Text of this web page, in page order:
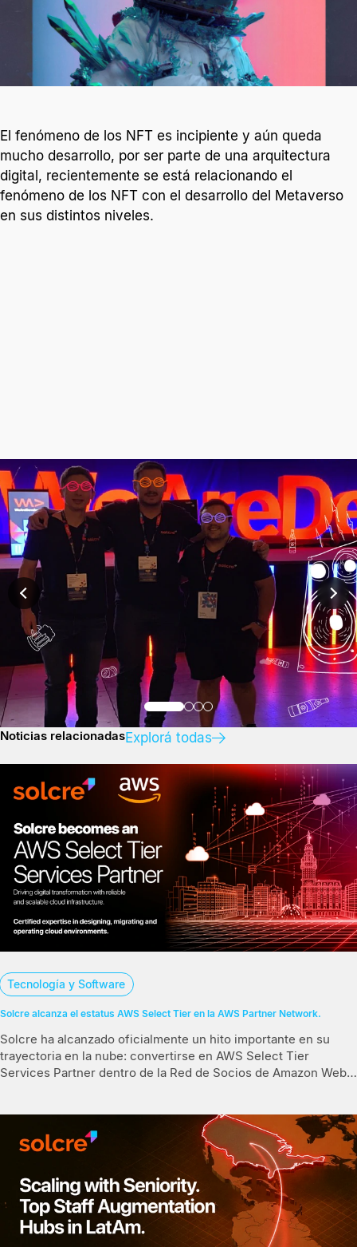
El fenómeno de los NFT es incipiente y aún queda
mucho desarrollo, por ser parte de una arquitectura
digital, recientemente se está relacionando el
fenómeno de los NFT con el desarrollo del Metaverso
en sus distintos niveles.
Noticias relacionadasExplorá todas
Tecnología y Software
Solcre alcanza el estatus AWS Select Tier en la AWS Partner Network.
Solcre ha alcanzado oficialmente un hito importante en su
trayectoria en la nube: convertirse en AWS Select Tier
Services Partner dentro de la Red de Socios de Amazon Web